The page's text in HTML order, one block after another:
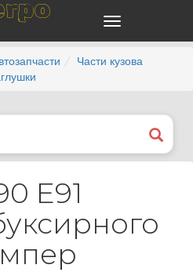
Части кузова
E91